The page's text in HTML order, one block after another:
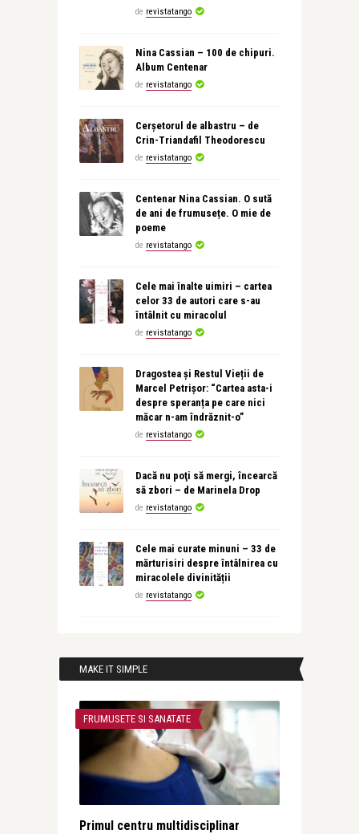
de revistatango
Nina Cassian – 100 de chipuri.
Album Centenar
de revistatango
Cerșetorul de albastru – de
Crin-Triandafil Theodorescu
de revistatango
Centenar Nina Cassian. O sută
de ani de frumusețe. O mie de
poeme
de revistatango
Cele mai înalte uimiri – cartea
celor 33 de autori care s-au
întâlnit cu miracolul
de revistatango
Dragostea și Restul Vieții de
Marcel Petrișor: “Cartea asta-i
despre speranța pe care nici
măcar n-am îndrăznit-o”
de revistatango
Dacă nu poţi să mergi, încearcă
să zbori – de Marinela Drop
de revistatango
Cele mai curate minuni – 33 de
mărturisiri despre întâlnirea cu
miracolele divinității
de revistatango
MAKE IT SIMPLE
FRUMUSETE SI SANATATE
Primul centru multidisciplinar